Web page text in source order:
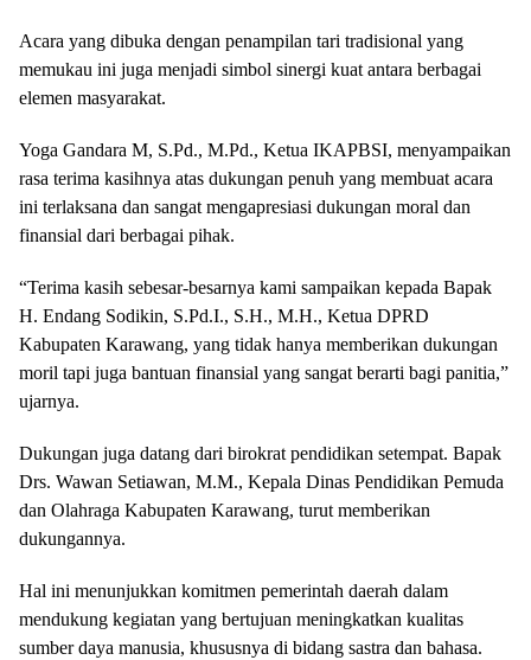
Acara yang dibuka dengan penampilan tari tradisional yang
memukau ini juga menjadi simbol sinergi kuat antara berbagai
elemen masyarakat.
Yoga Gandara M, S.Pd., M.Pd., Ketua IKAPBSI, menyampaikan
rasa terima kasihnya atas dukungan penuh yang membuat acara
ini terlaksana dan sangat mengapresiasi dukungan moral dan
finansial dari berbagai pihak.
“Terima kasih sebesar-besarnya kami sampaikan kepada Bapak
H. Endang Sodikin, S.Pd.I., S.H., M.H., Ketua DPRD
Kabupaten Karawang, yang tidak hanya memberikan dukungan
moril tapi juga bantuan finansial yang sangat berarti bagi panitia,”
ujarnya.
Dukungan juga datang dari birokrat pendidikan setempat. Bapak
Drs. Wawan Setiawan, M.M., Kepala Dinas Pendidikan Pemuda
dan Olahraga Kabupaten Karawang, turut memberikan
dukungannya.
Hal ini menunjukkan komitmen pemerintah daerah dalam
mendukung kegiatan yang bertujuan meningkatkan kualitas
sumber daya manusia, khususnya di bidang sastra dan bahasa.